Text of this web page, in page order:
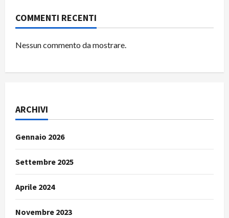
COMMENTI RECENTI
Nessun commento da mostrare.
ARCHIVI
Gennaio 2026
Settembre 2025
Aprile 2024
Novembre 2023